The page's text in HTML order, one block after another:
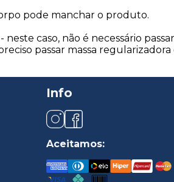
pode manchar o produto.
caso, não é necessário passar
passar massa regularizadora
Info
Aceitamos: